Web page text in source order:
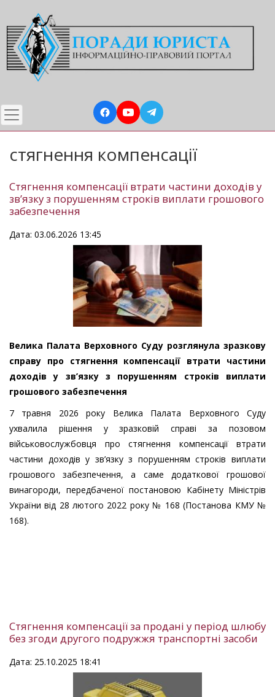
до
основного
вмісту
стягнення компенсації
Стягнення компенсації втрати частини доходів у
зв’язку з порушенням строків виплати грошового
забезпечення
Дата: 03.06.2026 13:45
Велика Палата Верховного Суду розглянула зразкову
справу про стягнення компенсації втрати частини
доходів у зв’язку з порушенням строків виплати
грошового забезпечення
7 травня 2026 року Велика Палата Верховного Суду
ухвалила рішення у зразковій справі за позовом
військовослужбовця про стягнення компенсації втрати
частини доходів у зв’язку з порушенням строків виплати
грошового забезпечення, а саме додаткової грошової
винагороди, передбаченої постановою Кабінету Міністрів
України від 28 лютого 2022 року № 168 (Постанова КМУ №
168).
Стягнення компенсації за продані у період шлюбу
без згоди другого подружжя транспортні засоби
Дата: 25.10.2025 18:41